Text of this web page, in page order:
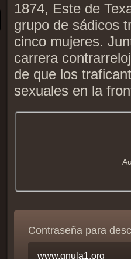
1874, Este de
grupo de sádicos
cinco mujeres.
carrera
de que los
sexuales en la
Contraseña para